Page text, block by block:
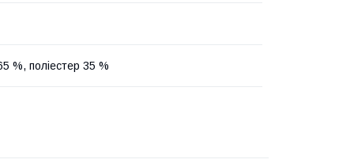
%, поліестер 35 %